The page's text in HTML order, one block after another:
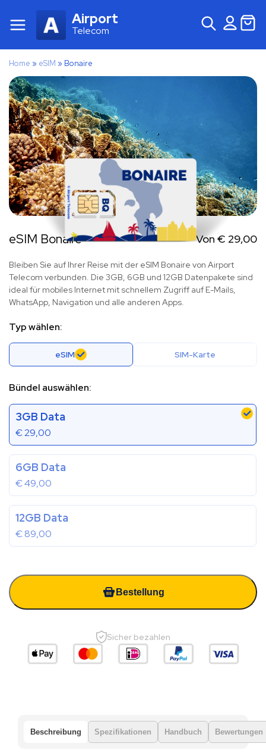
Airport
Telecom
Home » eSIM » Bonaire
eSIM Bonaire Von € 29,00
Bleiben Sie auf Ihrer Reise mit der eSIM Bonaire von Airport
Telecom verbunden. Die 3GB, 6GB und 12GB Datenpakete sind
ideal für mobiles Internet mit schnellem Zugriff auf E-Mails,
WhatsApp, Navigation und alle anderen Apps.
Typ wählen:
eSIM SIM-Karte
Bündel auswählen:
3GB Data
€29,00
6GB Data
€49,00
12GB Data
€89,00
Bestellung
Sicher bezahlen
Beschreibung Spezifikationen Handbuch Bewertungen